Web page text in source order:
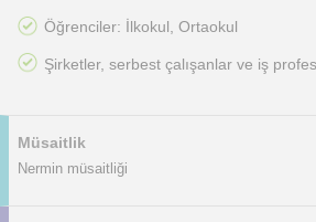
Öğrenciler: İlkokul, Ortaokul
Şirketler, serbest çalışanlar ve iş
Müsaitlik
Nermin müsaitliği